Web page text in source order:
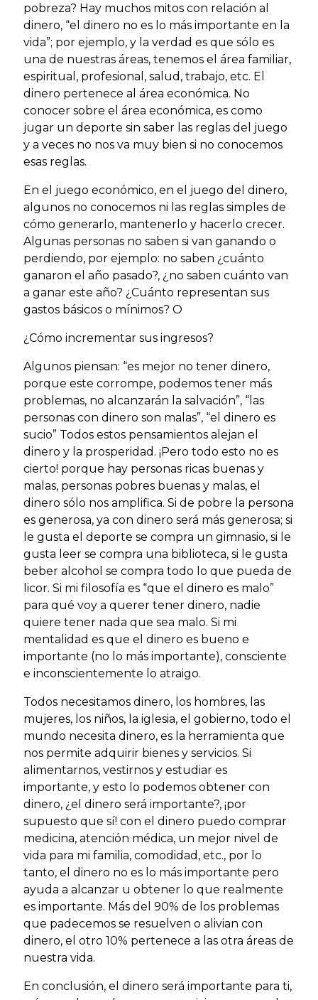
pobreza? Hay muchos mitos con relación al
dinero, “el dinero no es lo más importante en la
vida”; por ejemplo, y la verdad es que sólo es
una de nuestras áreas, tenemos el área familiar,
espiritual, profesional, salud, trabajo, etc. El
dinero pertenece al área económica. No
conocer sobre el área económica, es como
jugar un deporte sin saber las reglas del juego
y a veces no nos va muy bien si no conocemos
esas reglas.
En el juego económico, en el juego del dinero,
algunos no conocemos ni las reglas simples de
cómo generarlo, mantenerlo y hacerlo crecer.
Algunas personas no saben si van ganando o
perdiendo, por ejemplo: no saben ¿cuánto
ganaron el año pasado?, ¿no saben cuánto van
a ganar este año? ¿Cuánto representan sus
gastos básicos o mínimos? O
¿Cómo incrementar sus ingresos?
Algunos piensan: “es mejor no tener dinero,
porque este corrompe, podemos tener más
problemas, no alcanzarán la salvación”, “las
personas con dinero son malas”, “el dinero es
sucio” Todos estos pensamientos alejan el
dinero y la prosperidad. ¡Pero todo esto no es
cierto! porque hay personas ricas buenas y
malas, personas pobres buenas y malas, el
dinero sólo nos amplifica. Si de pobre la persona
es generosa, ya con dinero será más generosa; si
le gusta el deporte se compra un gimnasio, si le
gusta leer se compra una biblioteca, si le gusta
beber alcohol se compra todo lo que pueda de
licor. Si mi filosofía es “que el dinero es malo”
para qué voy a querer tener dinero, nadie
quiere tener nada que sea malo. Si mi
mentalidad es que el dinero es bueno e
importante (no lo más importante), consciente
e inconscientemente lo atraigo.
Todos necesitamos dinero, los hombres, las
mujeres, los niños, la iglesia, el gobierno, todo el
mundo necesita dinero, es la herramienta que
nos permite adquirir bienes y servicios. Si
alimentarnos, vestirnos y estudiar es
importante, y esto lo podemos obtener con
dinero, ¿el dinero será importante?, ¡por
supuesto que sí! con el dinero puedo comprar
medicina, atención médica, un mejor nivel de
vida para mi familia, comodidad, etc., por lo
tanto, el dinero no es lo más importante pero
ayuda a alcanzar u obtener lo que realmente
es importante. Más del 90% de los problemas
que padecemos se resuelven o alivian con
dinero, el otro 10% pertenece a las otra áreas de
nuestra vida.
En conclusión, el dinero será importante para ti,